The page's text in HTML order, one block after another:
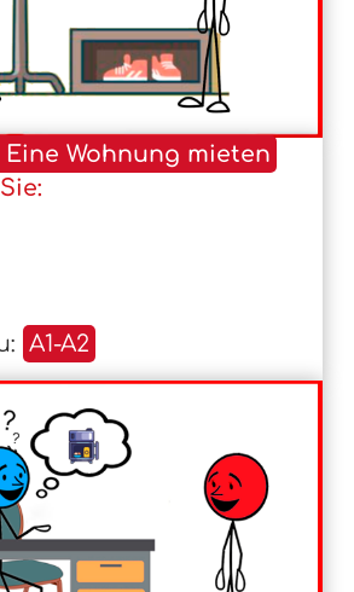
Eine Wohnung mieten
A1-A2